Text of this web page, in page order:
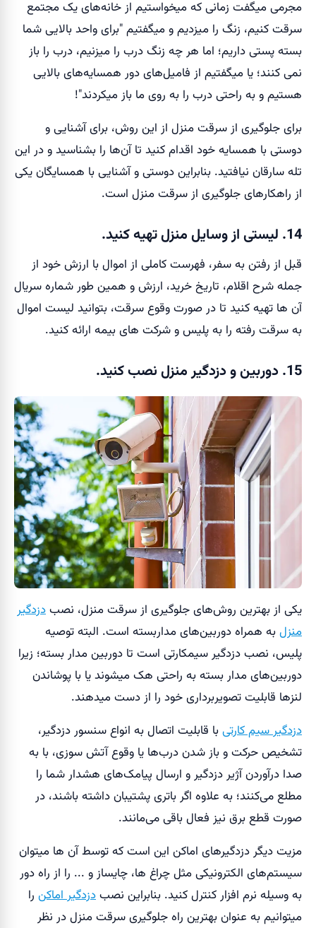
مجرمی میگفت زمانی که میخواستیم از خانه‌های یک مجتمع
سرقت کنیم، زنگ را میزدیم و میگفتیم "برای واحد بالایی شما
بسته پستی داریم؛ اما هر چه زنگ درب را میزنیم، درب را باز
نمی کنند؛ یا میگفتیم از فامیل‌های دور همسایه‌های بالایی
هستیم و به راحتی درب را به روی ما باز میکردند"!
برای جلوگیری از سرقت منزل از این روش، برای آشنایی و
دوستی با همسایه خود اقدام کنید تا آن‌ها را بشناسید و در این
تله سارقان نیافتید. بنابراین دوستی و آشنایی با همسایگان یکی
از راهکارهای جلوگیری از سرقت منزل است.
14. لیستی از وسایل منزل تهیه کنید.
قبل از رفتن به سفر، فهرست کاملی از اموال با ارزش خود از
جمله شرح اقلام، تاریخ خرید، ارزش و همین طور شماره سریال
آن ها تهیه کنید تا در صورت وقوع سرقت، بتوانید لیست اموال
به سرقت رفته را به پلیس و شرکت های بیمه ارائه کنید.
15. دوربین و دزدگیر منزل نصب کنید.
یکی از بهترین روش‌های جلوگیری از سرقت منزل، نصبدزدگیر
منزلبه همراه دوربین‌های مداربسته است. البته توصیه
پلیس، نصب دزدگیر سیمکارتی است تا دوربین مدار بسته؛ زیرا
دوربین‌های مدار بسته به راحتی هک میشوند یا با پوشاندن
لنزها قابلیت تصویربرداری خود را از دست میدهند.
دزدگیر سیم کارتیبا قابلیت اتصال به انواع سنسور دزدگیر،
تشخیص حرکت و باز شدن درب‌ها یا وقوع آتش سوزی، با به
صدا درآوردن آژیر دزدگیر و ارسال پیامک‌های هشدار شما را
مطلع می‌کنند؛ به علاوه اگر باتری پشتیبان داشته باشند، در
صورت قطع برق نیز فعال باقی می‌مانند.
مزیت دیگر دزدگیر‌های اماکن این است که توسط آن ها میتوان
سیستم‌های الکترونیکی مثل چراغ ها، چایساز و ... را از راه دور
به وسیله نرم افزار کنترل کنید. بنابراین نصبدزدگیر اماکن را
میتوانیم به عنوان بهترین راه جلوگیری سرقت منزل در نظر